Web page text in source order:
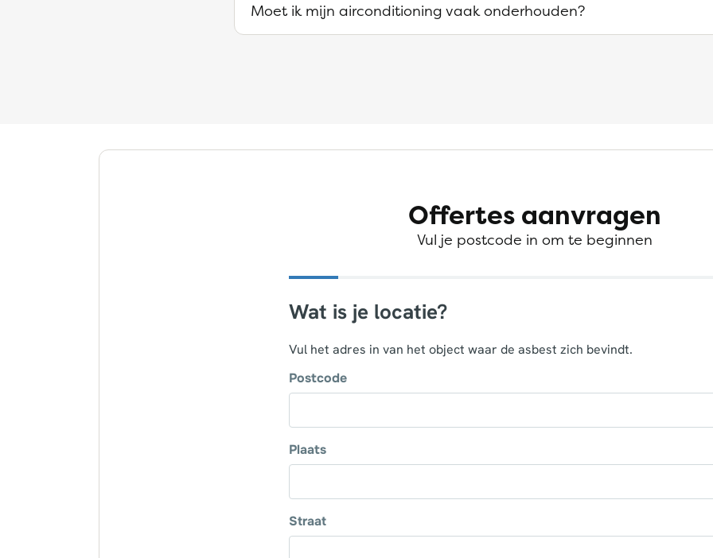
Moet ik mijn airconditioning vaak onderhouden?
Offertes aanvragen
Vul je postcode in om te beginnen